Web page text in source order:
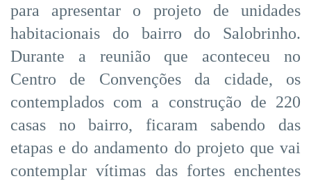
para apresentar o projeto de unidades
habitacionais do bairro do Salobrinho.
Durante a reunião que aconteceu no
Centro de Convenções da cidade, os
contemplados com a construção de 220
casas no bairro, ficaram sabendo das
etapas e do andamento do projeto que vai
contemplar vítimas das fortes enchentes